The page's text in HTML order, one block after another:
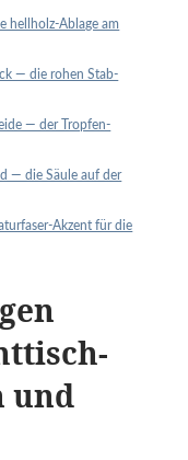
hellholz-Ablage am
— die rohen Stab-
— der Tropfen-
— die Säule auf der
Akzent für die
und